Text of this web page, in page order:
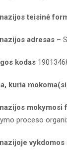
teisinė
adresas –
kodas
kuria
mokymosi
proceso